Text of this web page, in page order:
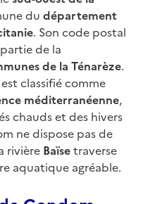
du département
. Son code postal
de la
de la Ténarèze.
classifié comme
méditerranéenne,
chauds et des hivers
ne dispose pas de
rivière Baïsetraverse
aquatique agréable.